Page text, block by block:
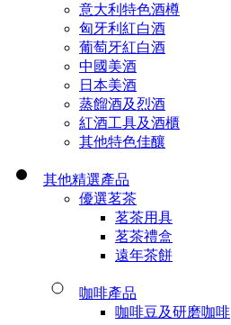
意大利特色酒樽
匈牙利紅白酒
葡萄牙紅白酒
中國美酒
日本美酒
蒸餾酒及烈酒
紅酒工具及酒櫃
其他特色佳釀
其他精選產品
優選茗茶
茗茶用具
茗茶禮盒
遠年茶餅
咖啡產品
咖啡豆及研磨咖啡